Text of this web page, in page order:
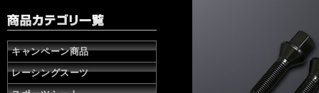
ー
ツ
リ
ジ
ェ
の
キャンペーン商品
レーシングスーツ